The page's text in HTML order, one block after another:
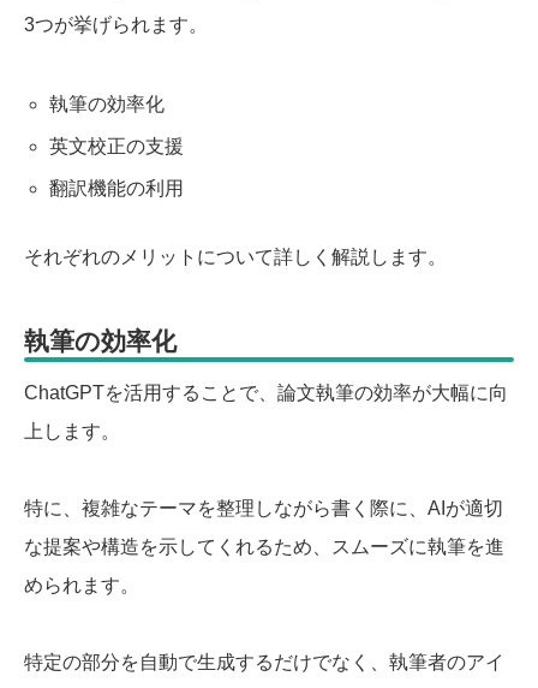
3つが挙げられます。
執筆の効率化
英文校正の支援
翻訳機能の利用
それぞれのメリットについて詳しく解説します。
執筆の効率化
ChatGPTを活用することで、論文執筆の効率が大幅に向
上します。
特に、複雑なテーマを整理しながら書く際に、AIが適切
な提案や構造を示してくれるため、スムーズに執筆を進
められます。
特定の部分を自動で生成するだけでなく、執筆者のアイ